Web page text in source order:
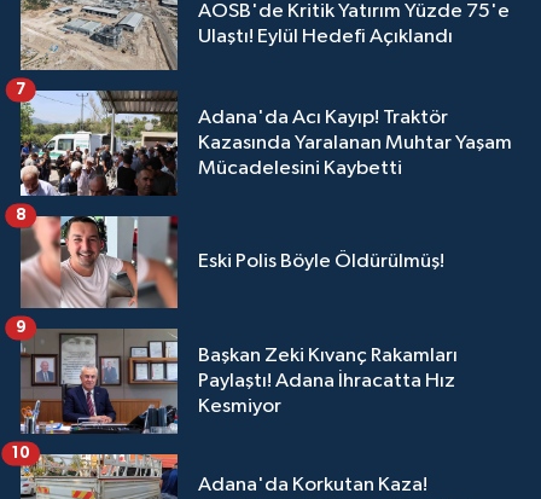
AOSB'de Kritik Yatırım Yüzde 75'e
Ulaştı! Eylül Hedefi Açıklandı
Adana'da Acı Kayıp! Traktör
Kazasında Yaralanan Muhtar Yaşam
Mücadelesini Kaybetti
7
Eski Polis Böyle Öldürülmüş!
8
Başkan Zeki Kıvanç Rakamları
Paylaştı! Adana İhracatta Hız
Kesmiyor
9
Adana'da Korkutan Kaza!
10